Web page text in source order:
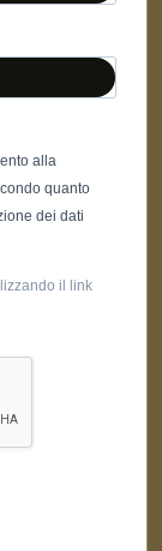
alla
quanto
dei dati
il link